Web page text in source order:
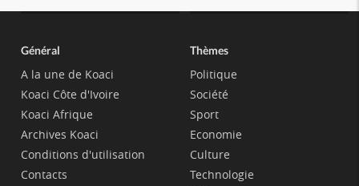
Général
A la une de Koaci
Koaci Côte d'Ivoire
Koaci Afrique
Archives Koaci
Conditions d'utilisation
Contacts
Thèmes
Politique
Société
Sport
Economie
Culture
Technologie